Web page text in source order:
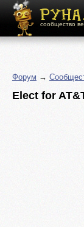
сообщество
Форум →
Elect for